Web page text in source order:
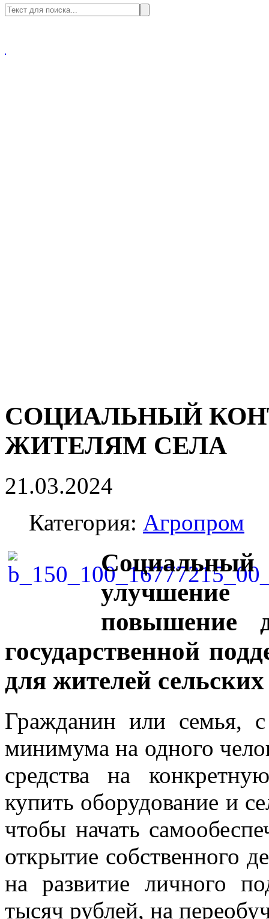
СОЦИАЛЬНЫЙ
ЖИТЕЛЯМ СЕЛА
21.03.2024
Категория: Агропром
Социальный
повышение
государственной
для жителей
Гражданин или семья,
минимума на одного
средства на
купить оборудование и
чтобы начать
открытие собственного
на развитие личного
тысяч рублей, на